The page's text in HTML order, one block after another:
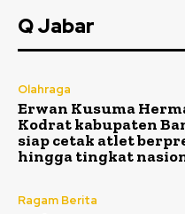
Q Jabar
Olahraga
Erwan Kusuma
Kodrat kabupaten
siap cetak atlet
hingga tingkat
Ragam Berita